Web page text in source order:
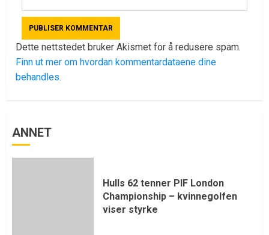
Dette nettstedet bruker Akismet for å redusere spam.
Finn ut mer om hvordan kommentardataene dine
behandles.
ANNET
Hulls 62 tenner PIF London
Championship – kvinnegolfen
viser styrke